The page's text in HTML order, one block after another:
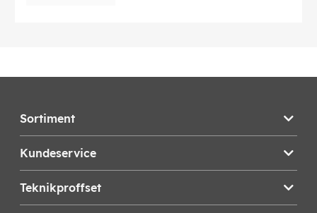
Sortiment
Kundeservice
Teknikproffset